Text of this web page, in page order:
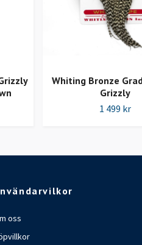
Whiting Bronze
Grizzly
1 499 kr
oss